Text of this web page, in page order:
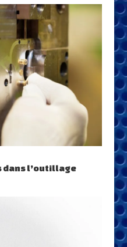
dans l’outillage